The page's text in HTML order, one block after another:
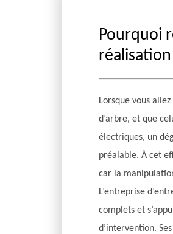
Pourquoi
Lorsque vous
d’arbre, et que
électriques, un
préalable. À cet
car la
L’entreprise
complets et
d’intervention.